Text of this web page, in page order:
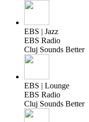
EBS | Jazz
EBS Radio
Cluj Sounds Better
EBS | Lounge
EBS Radio
Cluj Sounds Better